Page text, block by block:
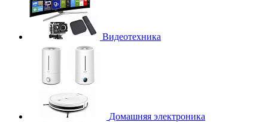
Видеотехника
Домашняя электроника